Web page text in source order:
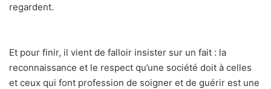
regardent.
Et pour finir, il vient de falloir insister sur un fait : la
reconnaissance et le respect qu’une société doit à celles
et ceux qui font profession de soigner et de guérir est une